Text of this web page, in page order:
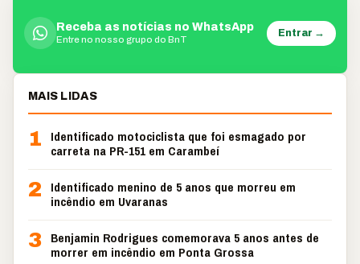
Receba as notícias no WhatsApp
Entre no nosso grupo do BnT
Entrar →
MAIS LIDAS
1
Identificado motociclista que foi esmagado por
carreta na PR-151 em Carambeí
2
Identificado menino de 5 anos que morreu em
incêndio em Uvaranas
3 Benjamin Rodrigues comemorava 5 anos antes de
morrer em incêndio em Ponta Grossa